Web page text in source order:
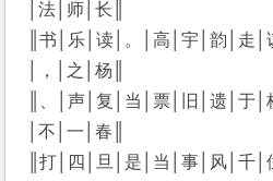
│法│师│长║
║书│乐│读│。│高│宇│韵│走
│，│之│杨║
║、│声│复│当│票│旧│遗│于│
│不│一│春║
║打│四│旦│是│当│事│风│千